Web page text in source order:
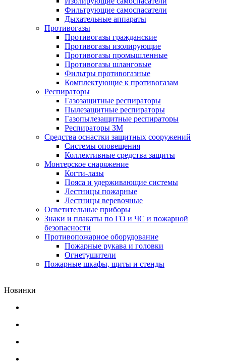
Фильтрующие самоспасатели
Дыхательные аппараты
Противогазы
Противогазы гражданские
Противогазы изолирующие
Противогазы промышленные
Противогазы шланговые
Фильтры противогазные
Комплектующие к противогазам
Респираторы
Газозащитные респираторы
Пылезащитные респираторы
Газопылезащитные респираторы
Респираторы ЗМ
Средства оснастки защитных сооружений
Системы оповещения
Коллективные средства защиты
Монтерское снаряжение
Когти-лазы
Пояса и удерживающие системы
Лестницы пожарные
Лестницы веревочные
Осветительные приборы
Знаки и плакаты по ГО и ЧС и пожарной
безопасности
Противопожарное оборудование
Пожарные рукава и головки
Огнетушители
Пожарные шкафы, щиты и стенды
Новинки